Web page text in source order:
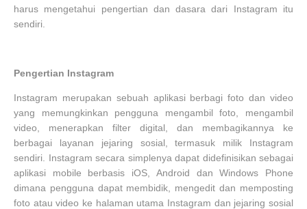
harus mengetahui pengertian dan dasara dari Instagram itu
sendiri.
Pengertian Instagram
Instagram merupakan sebuah aplikasi berbagi foto dan video
yang memungkinkan pengguna mengambil foto, mengambil
video, menerapkan filter digital, dan membagikannya ke
berbagai layanan jejaring sosial, termasuk milik Instagram
sendiri. Instagram secara simplenya dapat didefinisikan sebagai
aplikasi mobile berbasis iOS, Android dan Windows Phone
dimana pengguna dapat membidik, mengedit dan memposting
foto atau video ke halaman utama Instagram dan jejaring sosial